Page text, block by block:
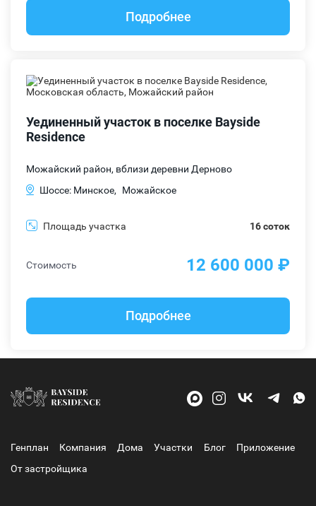
Подробнее
Уединенный участок в поселке Bayside
Residence
Можайский район, вблизи деревни Дерново
Шоссе: Минское,
Можайское
Площадь участка 16 соток
Стоимость 12 600 000 ₽
Подробнее
Генплан Компания Дома Участки Блог
Приложение
От застройщика